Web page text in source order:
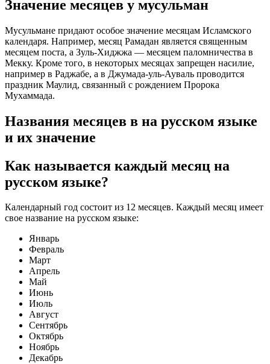
Значение месяцев у мусульман
Мусульмане придают особое значение месяцам Исламского
календаря. Например, месяц Рамадан является священным
месяцем поста, а Зуль-Хиджжа — месяцем паломничества в
Мекку. Кроме того, в некоторых месяцах запрещен насилие,
например в Раджабе, а в Джумада-уль-Ауваль проводится
праздник Маулид, связанный с рождением Пророка
Мухаммада.
Названия месяцев в на русском языке
и их значение
Как называется каждый месяц на
русском языке?
Календарный год состоит из 12 месяцев. Каждый месяц имеет
свое название на русском языке:
Январь
Февраль
Март
Апрель
Май
Июнь
Июль
Август
Сентябрь
Октябрь
Ноябрь
Декабрь